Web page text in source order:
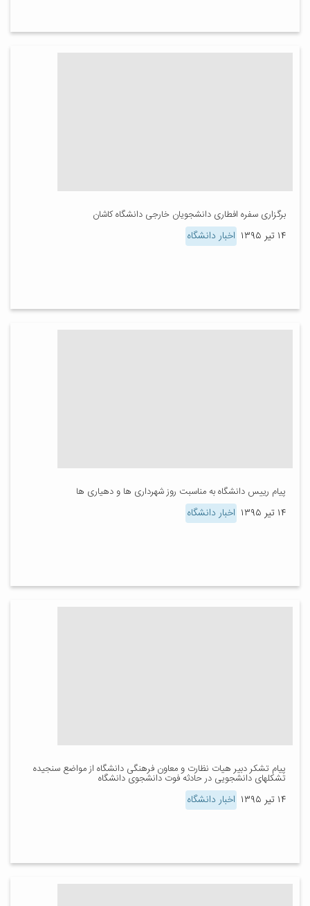
برگزاری سفره افطاری دانشجویان خارجی دانشگاه کاشان
۱۴ تیر ۱۳۹۵ اخبار دانشگاه
پیام رییس دانشگاه به مناسبت روز شهرداری ها و دهیاری ها
۱۴ تیر ۱۳۹۵ اخبار دانشگاه
پیام تشکر دبیر هیات نظارت و معاون فرهنگی دانشگاه از مواضع سنجیده
تشکلهای دانشجویی در حادثه فوت دانشجوی دانشگاه
۱۴ تیر ۱۳۹۵ اخبار دانشگاه